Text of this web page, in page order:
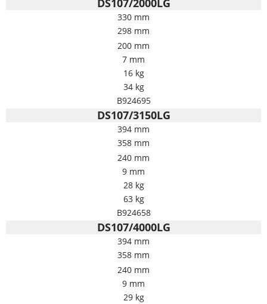
330 mm
298 mm
200 mm
7 mm
16 kg
34 kg
B924695
DS107/3150LG
394 mm
358 mm
240 mm
9 mm
28 kg
63 kg
B924658
DS107/4000LG
394 mm
358 mm
240 mm
9 mm
29 kg